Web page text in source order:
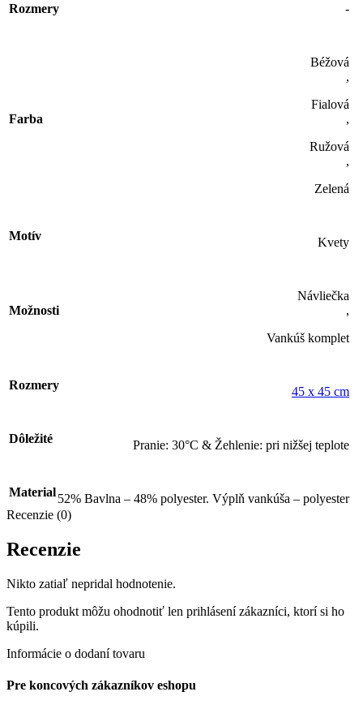
Rozmery -
Farba
Béžová
,
Fialová
,
Ružová
,
Zelená
Motív Kvety
Možnosti
Návliečka
,
Vankúš komplet
Rozmery 45 x 45 cm
Dôležité Pranie: 30°C & Žehlenie: pri nižšej teplote
Material52% Bavlna – 48% polyester. Výplň vankúša – polyester
Recenzie (0)
Recenzie
Nikto zatiaľ nepridal hodnotenie.
Tento produkt môžu ohodnotiť len prihlásení zákazníci, ktorí si ho
kúpili.
Informácie o dodaní tovaru
Pre koncových zákazníkov eshopu